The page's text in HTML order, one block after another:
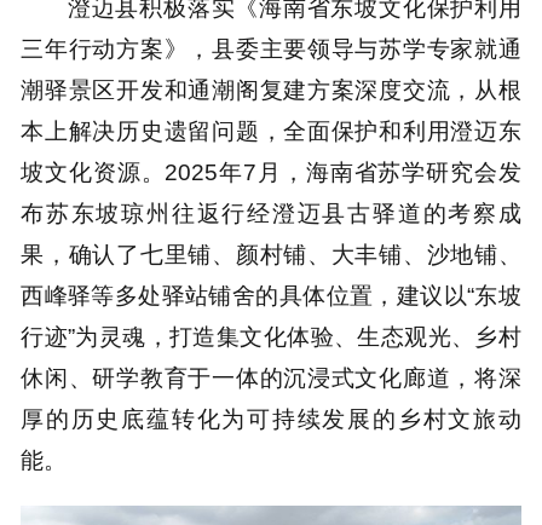
澄迈县积极落实《海南省东坡文化保护利用
三年行动方案》，县委主要领导与苏学专家就通
潮驿景区开发和通潮阁复建方案深度交流，从根
本上解决历史遗留问题，全面保护和利用澄迈东
坡文化资源。2025年7月，海南省苏学研究会发
布苏东坡琼州往返行经澄迈县古驿道的考察成
果，确认了七里铺、颜村铺、大丰铺、沙地铺、
西峰驿等多处驿站铺舍的具体位置，建议以“东坡
行迹”为灵魂，打造集文化体验、生态观光、乡村
休闲、研学教育于一体的沉浸式文化廊道，将深
厚的历史底蕴转化为可持续发展的乡村文旅动
能。